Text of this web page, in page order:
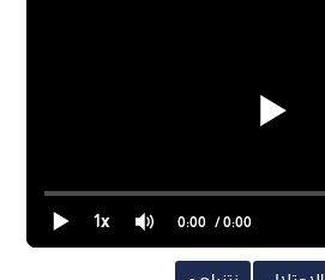
1x 0:00 / 0:00